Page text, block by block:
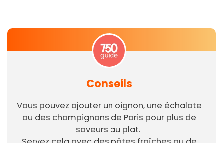
Conseils
Vous pouvez ajouter un oignon, une échalote
ou des champignons de Paris pour plus de
saveurs au plat.